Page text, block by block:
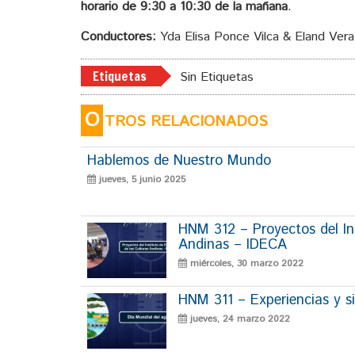
horario de 9:30 a 10:30 de la mañana.
Conductores: Yda Elisa Ponce Vilca & Eland
Etiquetas Sin Etiquetas
O TROS RELACIONADOS
Hablemos de Nuestro Mundo
jueves, 5 junio 2025
HNM 312 – Proyectos del
Andinas – IDECA
miércoles, 30 marzo 2022
HNM 311 – Experiencias y
jueves, 24 marzo 2022